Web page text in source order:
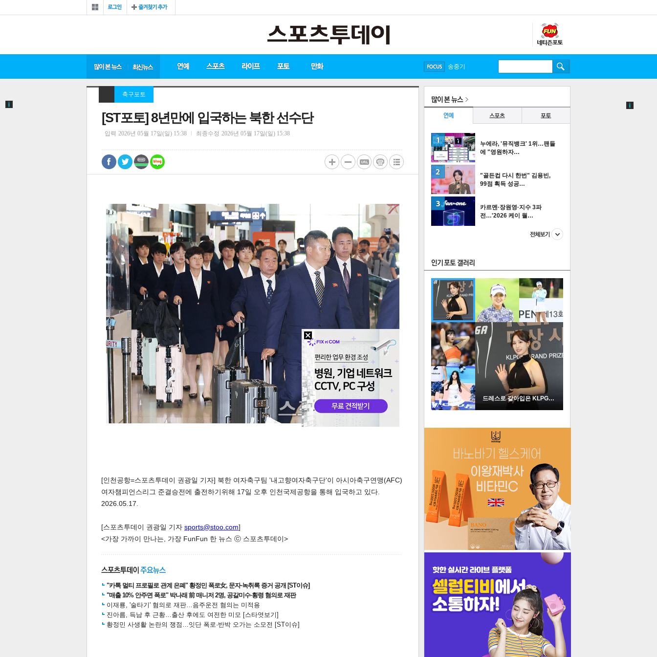
로그 즐겨찾기
많이 본 뉴스 최신 뉴스 연예 라이프
만화
FOCUS
방탄소년단
손흥민
유아인
송중기
축구포토
[ST포토] 8년만에 입국하는 북한 선수단
입력 2026년 05월 17일(일) 15:38 최종수정 2026년 05월 17일(일) 15:38
페이 트위 밴드 네이
댓글
0
텍스 텍스 url 복 인쇄
[인천공항=스포츠투데이 권광일 기자] 북한 여자축구팀 '내고향여자축구단'이 아시아축구연맹(AFC)
여자챔피언스리그 준결승전에 출전하기위해 17일 오후 인천국제공항을 통해 입국하고 있다.
2026.05.17.
[스포츠투데이 권광일 기자 sports@stoo.com]
<가장 가까이 만나는, 가장 FunFun 한 뉴스 ⓒ 스포츠투데이>
"카톡 멀티 프로필로 관계 은폐" 황정민 폭로女, 문자·녹취록 증거 공개 [ST이슈]
"매출 10% 안주면 폭로" 박나래 前 매니저 2명, 공갈미수·횡령 혐의로 재판
이재룡, '술타기' 혐의로 재판…음주운전 혐의는 미적용
진아름, 득남 후 근황…출산 후에도 여전한 미모 [스타엿보기]
황정민 사생활 논란의 쟁점…잇단 폭로·반박 오가는 소모전 [ST이슈]
많이 본 뉴스
연예
스포츠 포토
누에라, '뮤직뱅크' 1위…팬들
에 "영원하자…
2
"골든컵 다시 한번" 김용빈,
99점 획득 성공…
카르멘·장원영·지수 3파
전…'2026 케이 월…
더보기
인기포토
드레스로 갈아입은 KLPGA …